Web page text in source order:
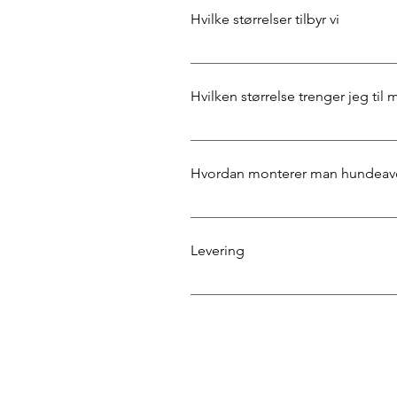
Hvilke størrelser tilbyr vi
Hundeavdelingen kommer i 3
Hvilken størrelse trenger jeg til
Alle har lyst på mest mulig plass til
60% hund/ 40% bagasje Dette er
Hvordan monterer man
Hundeavdelingen er lett å sette
Levering
Vi tilbyr levering i hele Norge. •Bor